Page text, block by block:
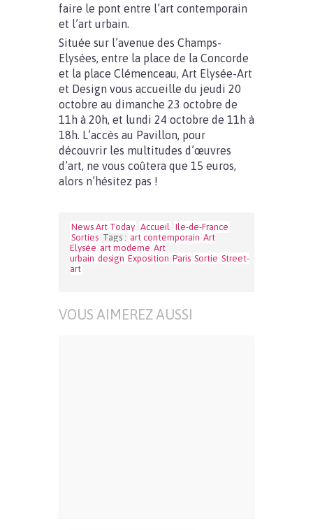
faire le pont entre l’art contemporain
et l’art urbain.
Située sur l’avenue des Champs-
Elysées, entre la place de la Concorde
et la place Clémenceau, Art Elysée-Art
et Design vous accueille du jeudi 20
octobre au dimanche 23 octobre de
11h à 20h, et lundi 24 octobre de 11h à
18h. L’accès au Pavillon, pour
découvrir les multitudes d’œuvres
d’art, ne vous coûtera que 15 euros,
alors n’hésitez pas !
News Art Today Accueil Ile-de-France
Sorties Tags : art contemporain Art
Elysée art moderne Art
urbain design Exposition Paris Sortie Street-
art
VOUS AIMEREZ AUSSI